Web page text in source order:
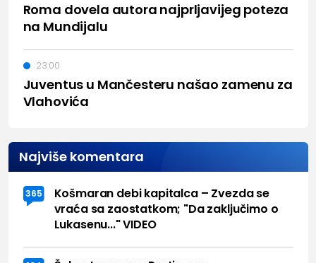
Roma dovela autora najprljavijeg poteza
na Mundijalu
Juventus u Mančesteru našao zamenu za
Vlahovića
23:00
Najviše komentara
365
Košmaran debi kapitalca – Zvezda se
vraća sa zaostatkom; "Da zaključimo o
Lukasenu..." VIDEO